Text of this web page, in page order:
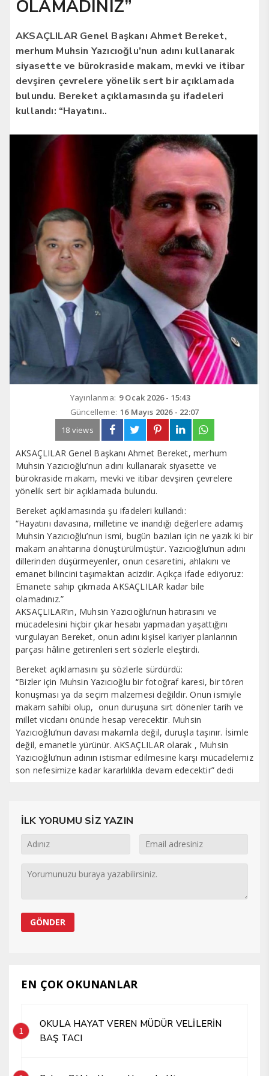
OLAMADINIZ”
AKSAÇLILAR Genel Başkanı Ahmet Bereket,
merhum Muhsin Yazıcıoğlu’nun adını kullanarak
siyasette ve bürokraside makam, mevki ve itibar
devşiren çevrelere yönelik sert bir açıklamada
bulundu. Bereket açıklamasında şu ifadeleri
kullandı: “Hayatını..
Yayınlanma: 9 Ocak 2026 - 15:43
Güncelleme: 16 Mayıs 2026 - 22:07
18 views
AKSAÇLILAR Genel Başkanı Ahmet Bereket, merhum
Muhsin Yazıcıoğlu’nun adını kullanarak siyasette ve
bürokraside makam, mevki ve itibar devşiren çevrelere
yönelik sert bir açıklamada bulundu.
Bereket açıklamasında şu ifadeleri kullandı:
“Hayatını davasına, milletine ve inandığı değerlere adamış
Muhsin Yazıcıoğlu’nun ismi, bugün bazıları için ne yazık ki bir
makam anahtarına dönüştürülmüştür. Yazıcıoğlu’nun adını
dillerinden düşürmeyenler, onun cesaretini, ahlakını ve
emanet bilincini taşımaktan acizdir. Açıkça ifade ediyoruz:
Emanete sahip çıkmada AKSAÇLILAR kadar bile
olamadınız.”
AKSAÇLILAR’ın, Muhsin Yazıcıoğlu’nun hatırasını ve
mücadelesini hiçbir çıkar hesabı yapmadan yaşattığını
vurgulayan Bereket, onun adını kişisel kariyer planlarının
parçası hâline getirenleri sert sözlerle eleştirdi.
Bereket açıklamasını şu sözlerle sürdürdü:
“Bizler için Muhsin Yazıcıoğlu bir fotoğraf karesi, bir tören
konuşması ya da seçim malzemesi değildir. Onun ismiyle
makam sahibi olup, onun duruşuna sırt dönenler tarih ve
millet vicdanı önünde hesap verecektir. Muhsin
Yazıcıoğlu’nun davası makamla değil, duruşla taşınır. İsimle
değil, emanetle yürünür. AKSAÇLILAR olarak , Muhsin
Yazıcıoğlu’nun adının istismar edilmesine karşı mücadelemiz
son nefesimize kadar kararlılıkla devam edecektir” dedi
İLK YORUMU SİZ YAZIN
EN ÇOK OKUNANLAR
1
OKULA HAYAT VEREN MÜDÜR VELİLERİN
BAŞ TACI